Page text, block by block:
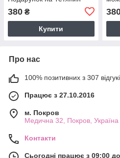
380 ₴
Купити
Про нас
100% позитивних з 307
Працює з 27.10.2016
м. Покров
Медична 32, Покров, Україна
Контакти
Сьогодні працює з 09:00